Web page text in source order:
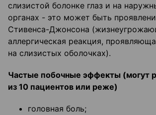
слизистой болонке глаз и на
органах - это может быть
Стивенса-Джонсона
аллергическая реакция,
на слизистых оболочках).
Частые побочные эффекты (могут
из 10 пациентов или реже)
головная боль;